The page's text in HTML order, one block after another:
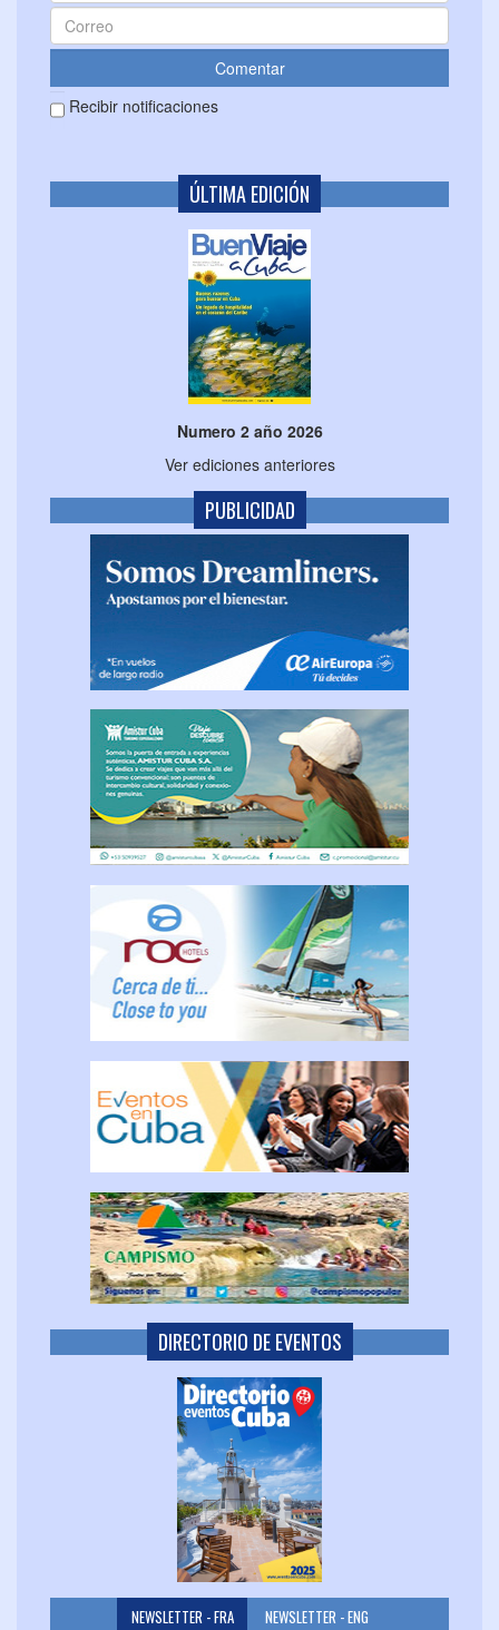
Recibir notificaciones
ÚLTIMA EDICIÓN
Numero 2 año 2026
Ver ediciones anteriores
PUBLICIDAD
DIRECTORIO DE EVENTOS
NEWSLETTER - FRA NEWSLETTER - ENG